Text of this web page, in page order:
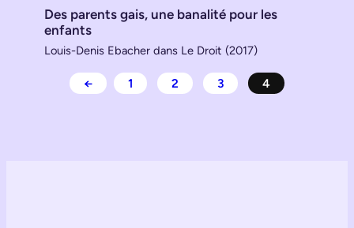
Des parents gais, une banalité pour les
enfants
Louis-Denis Ebacher dans Le Droit (2017)
← 1 2 3 4